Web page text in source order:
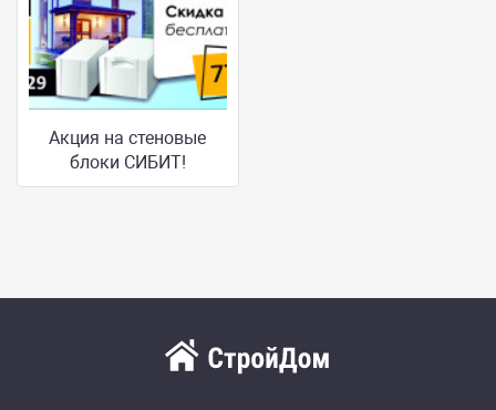
Акция на стеновые
блоки СИБИТ!